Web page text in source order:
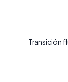
Transición